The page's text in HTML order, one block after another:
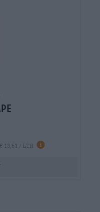
13,61 / LTR